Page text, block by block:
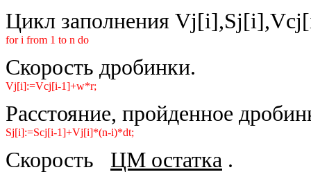
Цикл заполнения
for i from 1 to n do
Скорость дробинки.
Vj[i]:=Vcj[i-1]+w*r;
Расстояние, пройденное
Sj[i]:=Scj[i-1]+Vj[i]*(n-i)*dt;
Скорость ЦМ остатка .